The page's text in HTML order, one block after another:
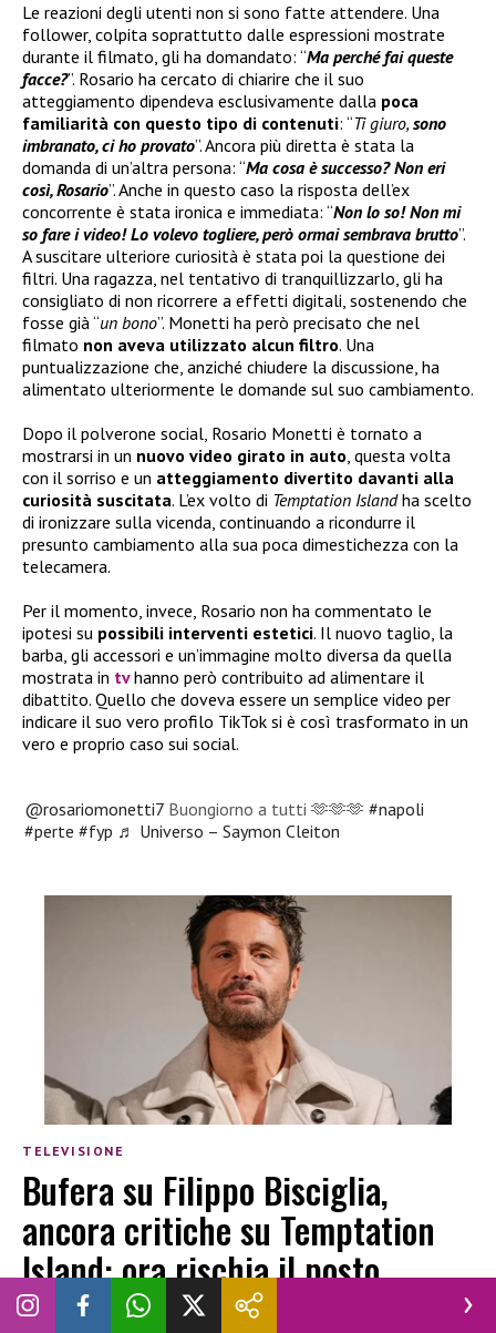
Le reazioni degli utenti non si sono fatte attendere. Una
follower, colpita soprattutto dalle espressioni mostrate
durante il filmato, gli ha domandato: “Ma perché fai queste
facce?”. Rosario ha cercato di chiarire che il suo
atteggiamento dipendeva esclusivamente dalla poca
familiarità con questo tipo di contenuti: “Ti giuro, sono
imbranato, ci ho provato”. Ancora più diretta è stata la
domanda di un’altra persona: “Ma cosa è successo? Non eri
così, Rosario”. Anche in questo caso la risposta dell’ex
concorrente è stata ironica e immediata: “Non lo so! Non mi
so fare i video! Lo volevo togliere, però ormai sembrava brutto”.
A suscitare ulteriore curiosità è stata poi la questione dei
filtri. Una ragazza, nel tentativo di tranquillizzarlo, gli ha
consigliato di non ricorrere a effetti digitali, sostenendo che
fosse già “un bono”. Monetti ha però precisato che nel
filmato non aveva utilizzato alcun filtro. Una
puntualizzazione che, anziché chiudere la discussione, ha
alimentato ulteriormente le domande sul suo cambiamento.
Dopo il polverone social, Rosario Monetti è tornato a
mostrarsi in un nuovo video girato in auto, questa volta
con il sorriso e un atteggiamento divertito davanti alla
curiosità suscitata. L’ex volto di Temptation Islandha scelto
di ironizzare sulla vicenda, continuando a ricondurre il
presunto cambiamento alla sua poca dimestichezza con la
telecamera.
Per il momento, invece, Rosario non ha commentato le
ipotesi su possibili interventi estetici. Il nuovo taglio, la
barba, gli accessori e un’immagine molto diversa da quella
mostrata in tvhanno però contribuito ad alimentare il
dibattito. Quello che doveva essere un semplice video per
indicare il suo vero profilo TikTok si è così trasformato in un
vero e proprio caso sui social.
@rosariomonetti7 Buongiorno a tutti 🫶🫶🫶#napoli
#perte #fyp ♬ Universo – Saymon Cleiton
TELEVISIONE
Bufera su Filippo Bisciglia,
ancora critiche su Temptation
Island: ora rischia il posto
LUCREZIA CIOTTI|30 LUGLIO 2026